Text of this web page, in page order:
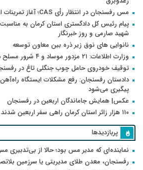
مس رفسنجان در انتظار رأی CAS؛ آغاز تمرینات از هفته آینده
شهید صارمی و روز خبرنگار
نانوایی های نوق زیر ذره بین معاون توسعه
وزارت اطلاعات: ۲۱ مزدور موساد و ۴ شرور مسلح در کرمان بازداشت شدند
توقیف خودروی حامل چوب جنگلی تاغ در
دادستان رفسنجان: رفع مشکلات ایستگاه
پیگیری می‌شود
عکس| همایش جاماندگان اربعین در رفسنجان
۱۱۰ هزار زائر استان کرمان راهی سفر اربعین شدند
پربازدیدها
نماینده‌ای که مدیر مس بود؛ حالا از بی‌تدبیری
رفسنجان، معدن طلای مدیریتی یا سرزمین